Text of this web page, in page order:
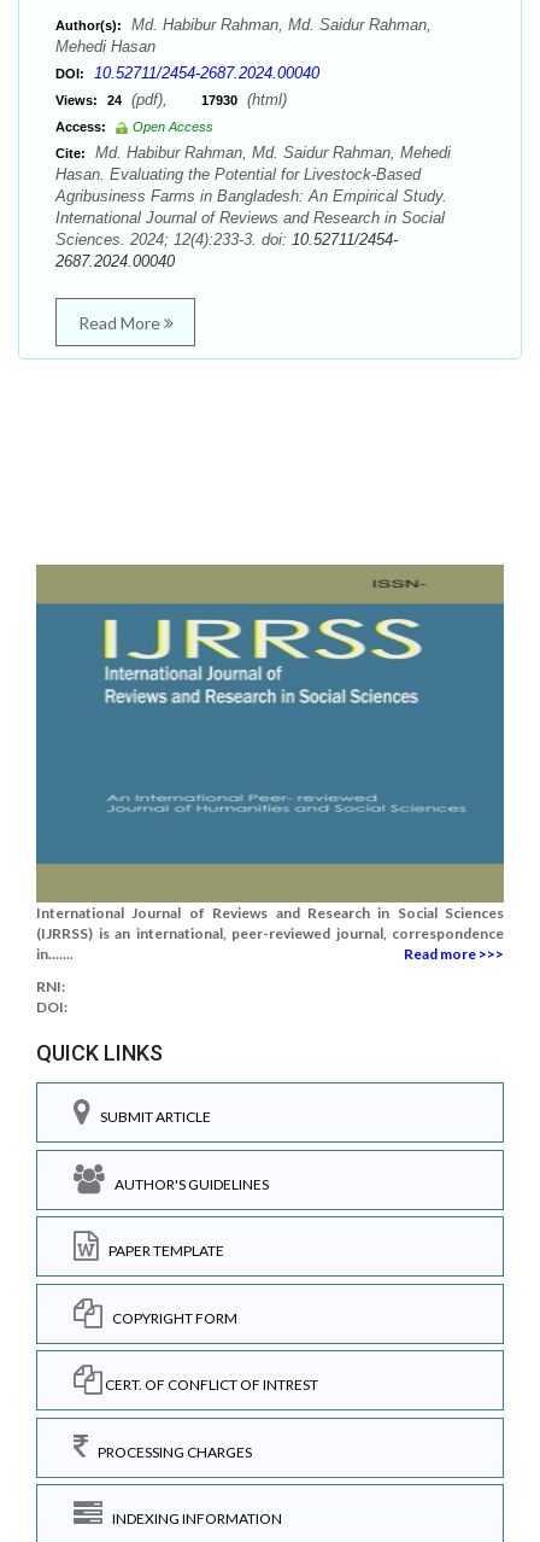
Author(s):
Md. Habibur Rahman, Md. Saidur Rahman,
Mehedi Hasan
DOI: 10.52711/2454-2687.2024.00040
Views: 24 (pdf), 17930 (html)
Access:
Open Access
Cite:
Md. Habibur Rahman, Md. Saidur Rahman, Mehedi
Hasan. Evaluating the Potential for Livestock-Based
Agribusiness Farms in Bangladesh: An Empirical Study.
International Journal of Reviews and Research in Social
Sciences. 2024; 12(4):233-3. doi: 10.52711/2454-
2687.2024.00040
Read More
International Journal of Reviews and Research in Social Sciences
(IJRRSS) is an international, peer-reviewed journal, correspondence
in.......
Read more >>>
RNI:
DOI:
QUICK LINKS
SUBMIT ARTICLE
AUTHOR'S GUIDELINES
PAPER TEMPLATE
COPYRIGHT FORM
CERT. OF CONFLICT OF INTREST
PROCESSING CHARGES
INDEXING INFORMATION